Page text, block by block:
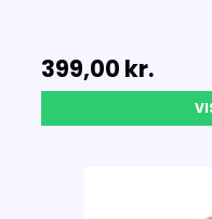
399,00 kr.